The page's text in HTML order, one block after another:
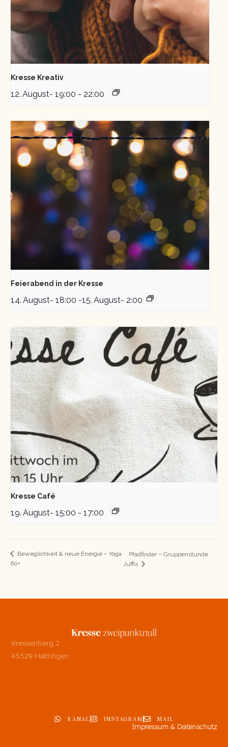
Kresse Kreativ
12. August- 19:00 - 22:00
Feierabend in der Kresse
14. August- 18:00 -15. August- 2:00
Kresse Café
19. August- 15:00 - 17:00
Beweglichkeit & neue Energie – Yoga
60+
Pfadfinder – Gruppenstunde
Juffis
Kressenberg 2
45529 Hattingen
KANAL INSTAGRAM MAIL
Impressum & Datenschutz